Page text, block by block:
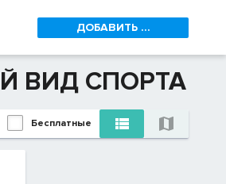
ДОБАВИТЬ ...
ВИД СПОРТА
Бесплатные  